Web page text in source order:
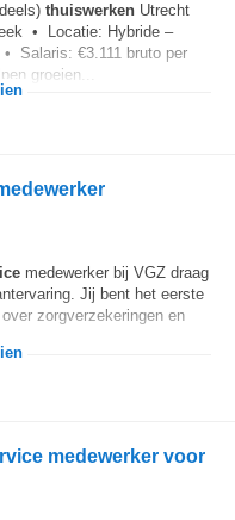
thuiswerken Utrecht
• Locatie: Hybride –
Salaris: €3.111 bruto per
groeien...
medewerker bij VGZ draag
Jij bent het eerste
zorgverzekeringen en
medewerker voor